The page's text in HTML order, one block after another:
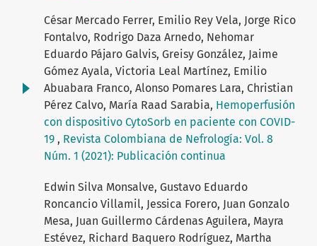
César Mercado Ferrer, Emilio Rey Vela, Jorge Rico
Fontalvo, Rodrigo Daza Arnedo, Nehomar
Eduardo Pájaro Galvis, Greisy González, Jaime
Gómez Ayala, Victoria Leal Martínez, Emilio
Abuabara Franco, Alonso Pomares Lara, Christian
Pérez Calvo, María Raad Sarabia, Hemoperfusión
con dispositivo CytoSorb en paciente con COVID-
19 , Revista Colombiana de Nefrología: Vol. 8
Núm. 1 (2021): Publicación continua
Edwin Silva Monsalve, Gustavo Eduardo
Roncancio Villamil, Jessica Forero, Juan Gonzalo
Mesa, Juan Guillermo Cárdenas Aguilera, Mayra
Estévez, Richard Baquero Rodríguez, Martha